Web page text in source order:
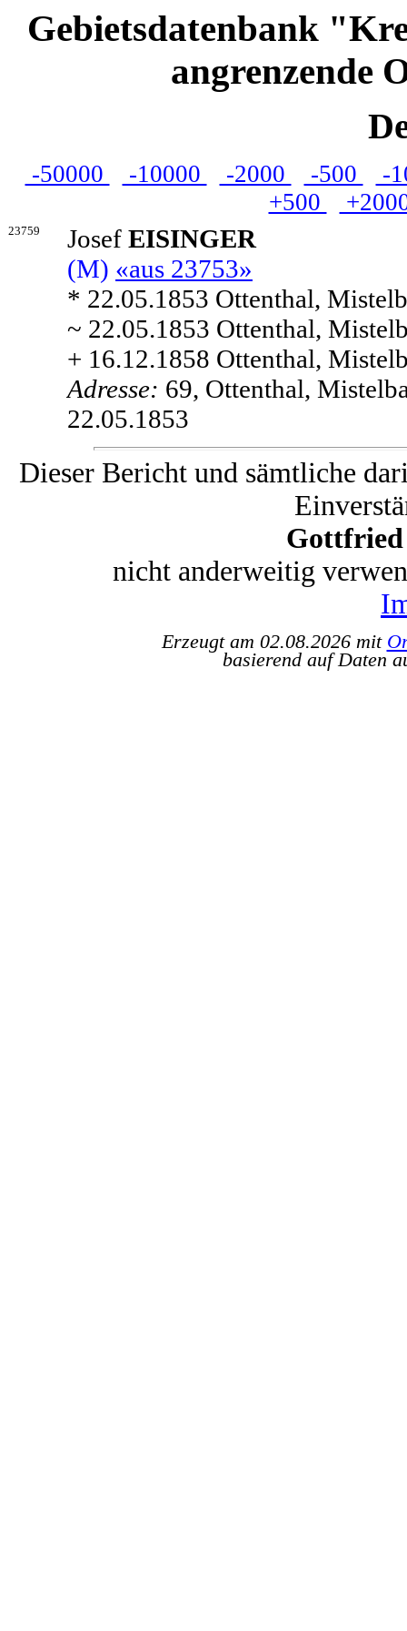
Gebietsdatenbank
angrenzende
-50000 -10000 -2000 -500
-
+500
23759 Josef EISINGER
(M) «aus 23753»
* 22.05.1853 Ottenthal,
~ 22.05.1853 Ottenthal,
+ 16.12.1858 Ottenthal,
Adresse: 69, Ottenthal,
22.05.1853
Dieser Bericht und sämtliche
Gottfried
nicht anderweitig
Erzeugt am 02.08.2026 mit
basierend auf Daten